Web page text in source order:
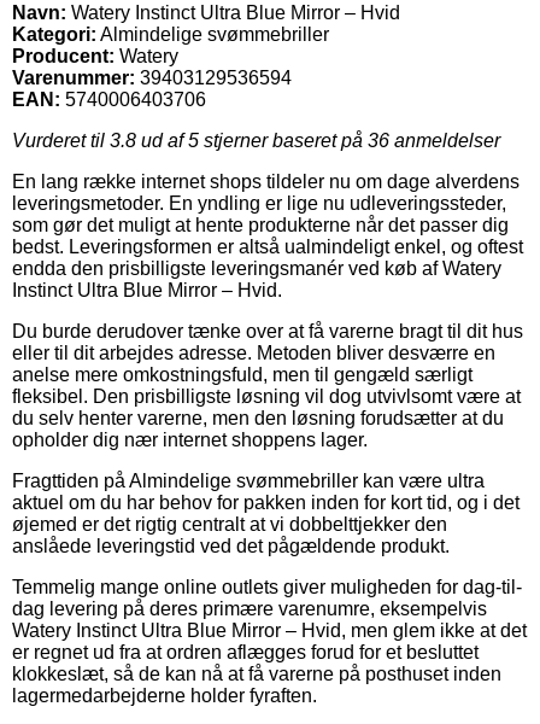
Navn: Watery Instinct Ultra Blue Mirror – Hvid
Kategori: Almindelige svømmebriller
Producent: Watery
Varenummer: 39403129536594
EAN: 5740006403706
Vurderet til 3.8 ud af 5 stjerner baseret på 36 anmeldelser
En lang række internet shops tildeler nu om dage alverdens
leveringsmetoder. En yndling er lige nu udleveringssteder,
som gør det muligt at hente produkterne når det passer dig
bedst. Leveringsformen er altså ualmindeligt enkel, og oftest
endda den prisbilligste leveringsmanér ved køb af Watery
Instinct Ultra Blue Mirror – Hvid.
Du burde derudover tænke over at få varerne bragt til dit hus
eller til dit arbejdes adresse. Metoden bliver desværre en
anelse mere omkostningsfuld, men til gengæld særligt
fleksibel. Den prisbilligste løsning vil dog utvivlsomt være at
du selv henter varerne, men den løsning forudsætter at du
opholder dig nær internet shoppens lager.
Fragttiden på Almindelige svømmebriller kan være ultra
aktuel om du har behov for pakken inden for kort tid, og i det
øjemed er det rigtig centralt at vi dobbelttjekker den
anslåede leveringstid ved det pågældende produkt.
Temmelig mange online outlets giver muligheden for dag-til-
dag levering på deres primære varenumre, eksempelvis
Watery Instinct Ultra Blue Mirror – Hvid, men glem ikke at det
er regnet ud fra at ordren aflægges forud for et besluttet
klokkeslæt, så de kan nå at få varerne på posthuset inden
lagermedarbejderne holder fyraften.